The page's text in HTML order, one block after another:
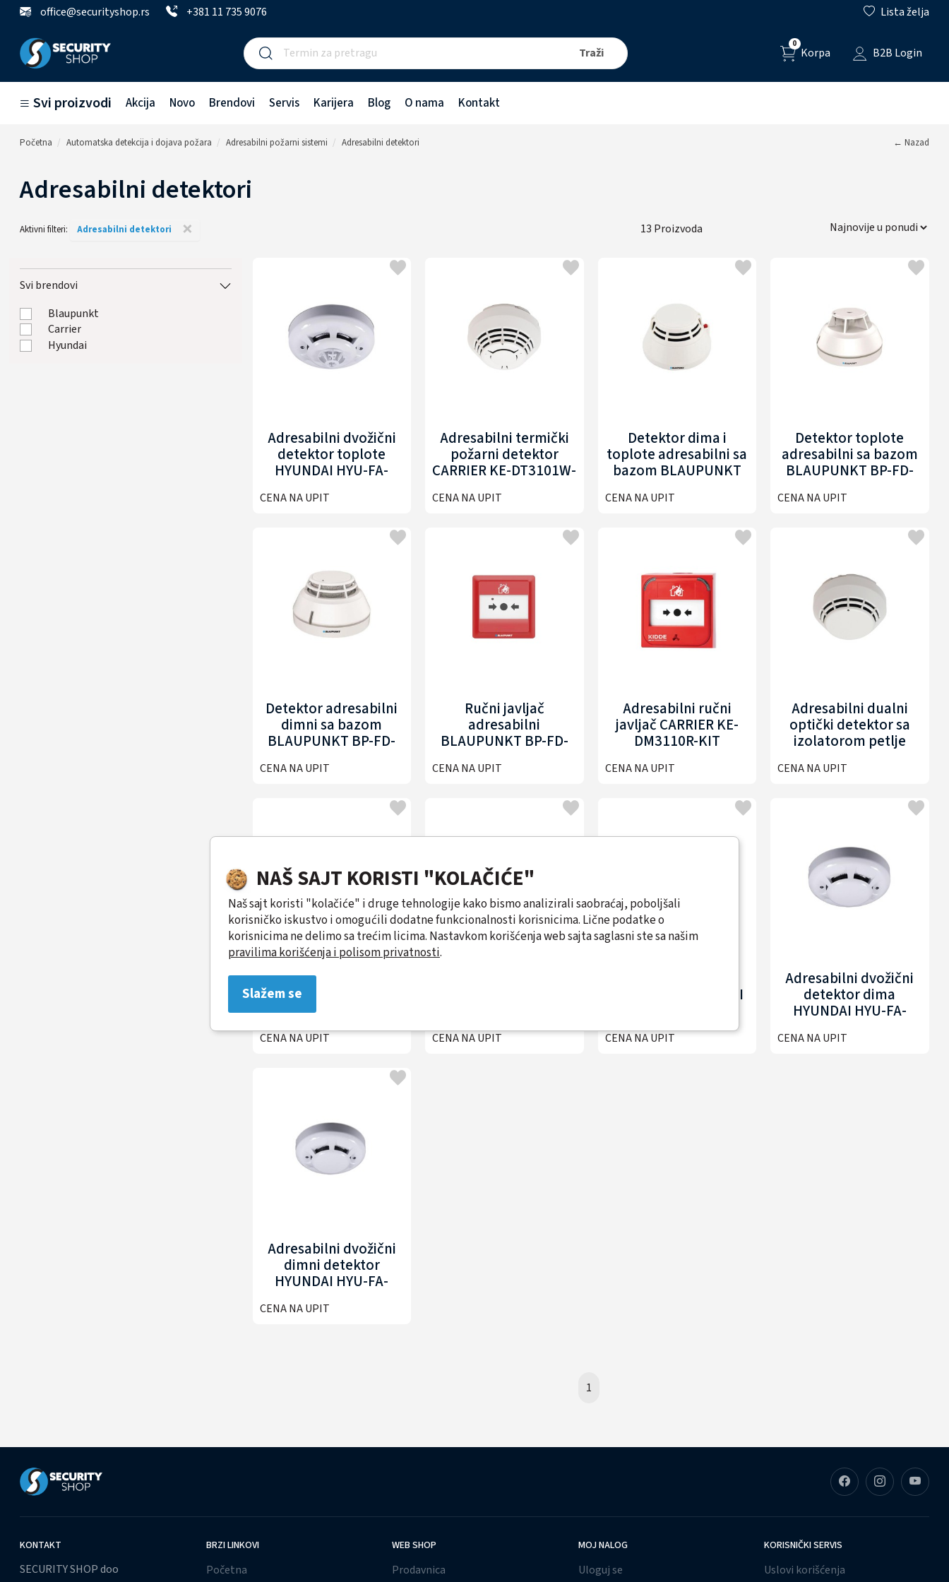
office@securityshop.rs +381 11 735 9076 Lista želja
0
Korpa B2B Login
Svi proizvodi Akcija Novo Brendovi Servis Karijera Blog O nama Kontakt
Početna Automatska detekcija i dojava požara Adresabilni požarni sistemi Adresabilni detektori ← Nazad
Adresabilni detektori
Aktivni filteri: ×
Adresabilni detektori 13
Svi brendovi
Blaupunkt
Carrier
Hyundai
Adresabilni dvožični
detektor toplote
HYUNDAI HYU-FA-
CENA NA UPIT
Adresabilni termički
požarni detektor
CARRIER KE-DT3101W-
CENA NA UPIT
Detektor dima i
toplote adresabilni sa
bazom BLAUPUNKT
CENA NA UPIT
Detektor toplote
adresabilni sa bazom
BLAUPUNKT BP-FD-
CENA NA UPIT
Detektor adresabilni
dimni sa bazom
BLAUPUNKT BP-FD-
CENA NA UPIT
Ručni javljač
adresabilni
BLAUPUNKT BP-FD-
CENA NA UPIT
Adresabilni ručni
javljač CARRIER KE-
DM3110R-KIT
CENA NA UPIT
Adresabilni dualni
optički detektor sa
izolatorom petlje
CENA NA UPIT
Adresabilni optičko
termički detektor
CARRIER KE-DP3021W
CENA NA UPIT
FA-ASHD001
CENA NA UPIT
adresabilni HYUNDAI
CENA NA UPIT
Adresabilni dvožični
detektor dima
HYUNDAI HYU-FA-
CENA NA UPIT
Adresabilni dvožični
dimni detektor
HYUNDAI HYU-FA-
CENA NA UPIT
1
KONTAKT
SECURITY SHOP doo
BRZI LINKOVI
Početna
WEB SHOP
Prodavnica
MOJ NALOG
Uloguj se
KORISNIČKI SERVIS
Uslovi korišćenja
NAŠ SAJT KORISTI "KOLAČIĆE"
Naš sajt koristi "kolačiće" i druge tehnologije kako bismo analizirali saobraćaj, poboljšali
korisničko iskustvo i omogućili dodatne funkcionalnosti korisnicima. Lične podatke o
korisnicima ne delimo sa trećim licima. Nastavkom korišćenja web sajta saglasni ste sa našim
pravilima korišćenja i polisom privatnosti.
Slažem se